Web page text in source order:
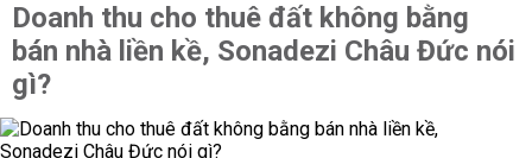
Doanh thu cho thuê đất không bằng
bán nhà liền kề, Sonadezi Châu Đức nói
gì?